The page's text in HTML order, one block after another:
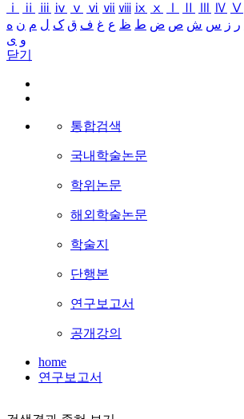
ⅰ
ⅱ ⅲ ⅳ ⅴ ⅵ ⅶ ⅷ ⅸ ⅹ Ⅳ Ⅴ
ر ز س ش ص ض ط ظ ع غ ف ق ک ل م ن ه
و ی
닫기
통합검색
국내학술논문
학위논문
해외학술논문
학술지
단행본
연구보고서
공개강의
home
연구보고서